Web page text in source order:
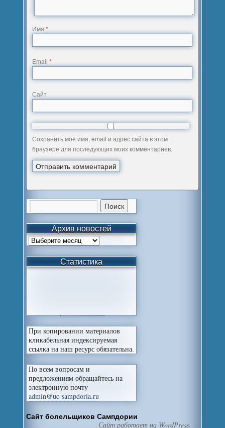
Имя*
Email*
Сайт
Сохранить моё имя, email и адрес сайта в этом
браузере для последующих моих комментариев.
Архив новостей
Статистика
При копировании материалов
кликабельная индексируемая
ссылка на наш ресурс обязательна.
По всем вопросам и
предложениям обращайтесь на
электронную почту
admin@uc-sampdoria.ru
Сайт болельщиков Сампдории
Сайт работает на WordPress.